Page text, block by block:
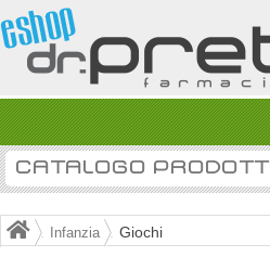
CATALOGO PRODOTTI
Infanzia Giochi